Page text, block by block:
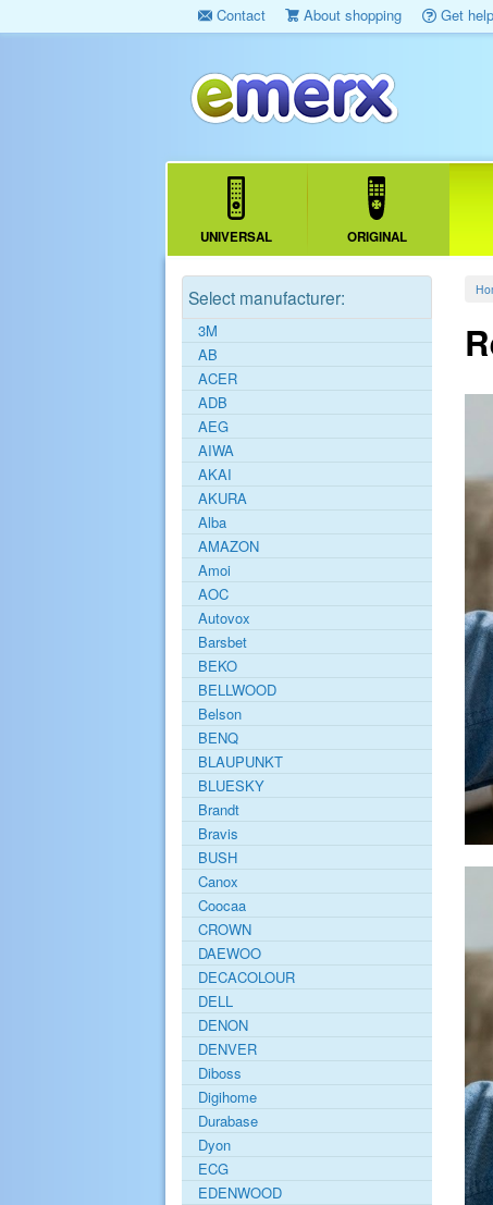
Contact About shopping Get help
UNIVERSAL ORIGINAL
Select manufacturer:
3M
AB
ACER
ADB
AEG
AIWA
AKAI
AKURA
Alba
AMAZON
Amoi
AOC
Autovox
Barsbet
BEKO
BELLWOOD
Belson
BENQ
BLAUPUNKT
BLUESKY
Brandt
Bravis
BUSH
Canox
Coocaa
CROWN
DAEWOO
DECACOLOUR
DELL
DENON
DENVER
Diboss
Digihome
Durabase
Dyon
ECG
EDENWOOD